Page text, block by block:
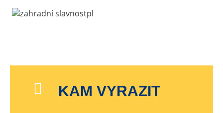
KAM VYRAZIT